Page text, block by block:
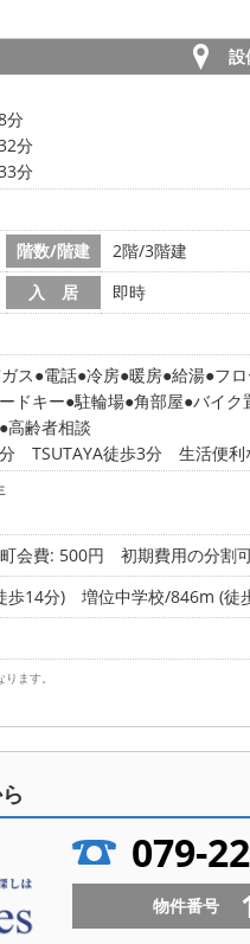
設
分
分
分
階数/階建 2階/3階建
入 居 即時
ス 電話 冷房 暖房 給湯 フ
ドキー 駐輪場 角部屋 バイク
高齢者相談
TSUTAYA徒歩3分 生活便利
町会費: 500円
初期費用の分割
歩14分) 増位中学校/846m (徒
ます。
079-
物件番号